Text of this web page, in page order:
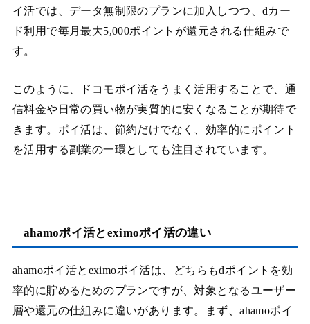
イ活では、データ無制限のプランに加入しつつ、dカー
ド利用で毎月最大5,000ポイントが還元される仕組みで
す。
このように、ドコモポイ活をうまく活用することで、通
信料金や日常の買い物が実質的に安くなることが期待で
きます。ポイ活は、節約だけでなく、効率的にポイント
を活用する副業の一環としても注目されています。
ahamoポイ活とeximoポイ活の違い
ahamoポイ活とeximoポイ活は、どちらもdポイントを効
率的に貯めるためのプランですが、対象となるユーザー
層や還元の仕組みに違いがあります。まず、ahamoポイ